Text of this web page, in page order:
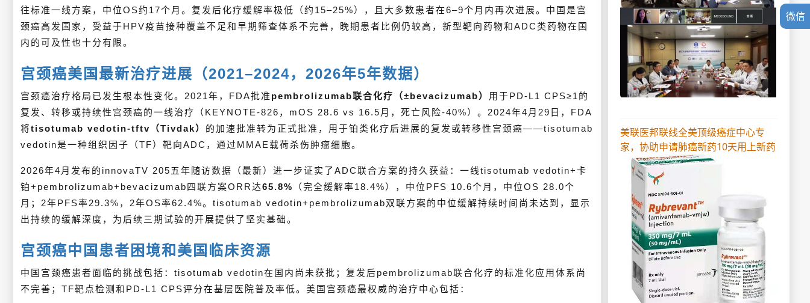
往标准一线方案，中位OS约17个月。复发后化疗缓解率极低（约15–25%），且大多数患者在6–9个月内再次进展。中国是宫
颈癌高发国家，受益于HPV疫苗接种覆盖不足和早期筛查体系不完善，晚期患者比例仍较高，新型靶向药物和ADC类药物在国
内的可及性也十分有限。
宫颈癌美国最新治疗进展（2021–2024，2026年5年数据）
宫颈癌治疗格局已发生根本性变化。2021年，FDA批准 pembrolizumab联合化疗（±bevacizumab） 用于PD-L1 CPS≥1的
复发、转移或持续性宫颈癌的一线治疗（KEYNOTE-826，mOS 28.6 vs 16.5月，死亡风险-40%）。2024年4月29日，FDA
将tisotumab vedotin-tftv（Tivdak） 的加速批准转为正式批准，用于铂类化疗后进展的复发或转移性宫颈癌——tisotumab
vedotin是一种组织因子（TF）靶向ADC，通过MMAE载荷杀伤肿瘤细胞。
2026年4月发布的innovaTV 205五年随访数据（最新）进一步证实了ADC联合方案的持久获益：一线tisotumab vedotin+卡
铂+pembrolizumab+bevacizumab四联方案ORR达65.8%
（完全缓解率18.4%），中位PFS 10.6个月，中位OS 28.0个
月；2年PFS率29.3%，2年OS率62.4%。tisotumab vedotin+pembrolizumab双联方案的中位缓解持续时间尚未达到，显示
出持续的缓解深度，为后续三期试验的开展提供了坚实基础。
宫颈癌中国患者困境和美国临床资源
中国宫颈癌患者面临的挑战包括：tisotumab vedotin在国内尚未获批；复发后pembrolizumab联合化疗的标准化应用体系尚
不完善；TF靶点检测和PD-L1 CPS评分在基层医院普及率低。美国宫颈癌最权威的治疗中心包括：
美联医邦联线全美顶级癌症中心专
家，协助申请肺癌新药10天用上新药
微信